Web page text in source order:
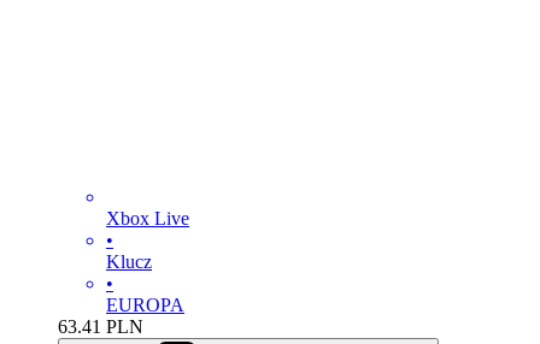
Xbox Live
•
Klucz
•
EUROPA
63.41 PLN